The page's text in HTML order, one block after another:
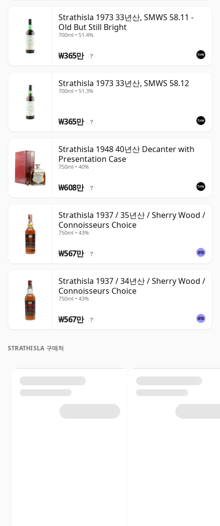
Strathisla 1973 33년산, SMWS 58.11 -
Old But Still Bright
700ml • 51.4%
₩365만 ?
Strathisla 1973 33년산, SMWS 58.12
700ml • 51.3%
₩365만 ?
Strathisla 1948 40년산 Decanter with
Presentation Case
750ml • 40%
₩608만 ?
Strathisla 1937 / 35년산 / Sherry Wood /
Connoisseurs Choice
750ml • 43%
₩567만 ?
Strathisla 1937 / 34년산 / Sherry Wood /
Connoisseurs Choice
750ml • 43%
₩567만 ?
STRATHISLA 구매처